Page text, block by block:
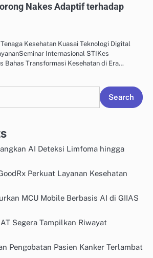
Nakes Adaptif terhadap
Kesehatan Kuasai Teknologi Digital
Internasional STIKes
Bahas Transformasi Kesehatan di Era…
Search
AI Deteksi Limfoma hingga
Perkuat Layanan Kesehatan
MCU Mobile Berbasis AI di GIIAS
Segera Tampilkan Riwayat
Pengobatan Pasien Kanker Terlambat